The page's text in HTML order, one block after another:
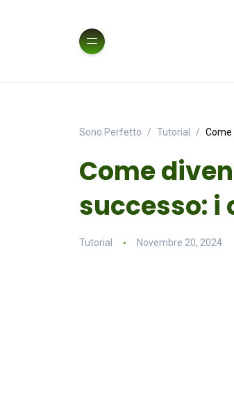
Sono Perfetto Tutorial Come
Come
successo: i
Tutorial Novembre 20, 2024